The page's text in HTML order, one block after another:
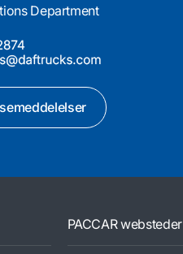
Department
PACCAR websteder